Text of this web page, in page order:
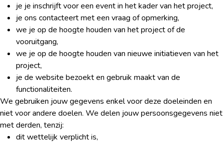
je je inschrijft voor een event in het kader van het project,
je ons contacteert met een vraag of opmerking,
we je op de hoogte houden van het project of de
vooruitgang,
we je op de hoogte houden van nieuwe initiatieven van het
project,
je de website bezoekt en gebruik maakt van de
functionaliteiten.
We gebruiken jouw gegevens enkel voor deze doeleinden en
niet voor andere doelen. We delen jouw persoonsgegevens niet
met derden, tenzij:
dit wettelijk verplicht is,